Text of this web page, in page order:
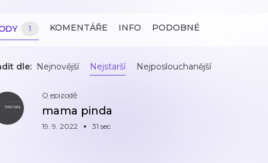
1 KOMENTÁŘE INFO PODOBNÉ
dle: Nejnovější Nejstarší Nejposlouchanější
O epizodě
mama pinda
19. 9. 2022 31 sec